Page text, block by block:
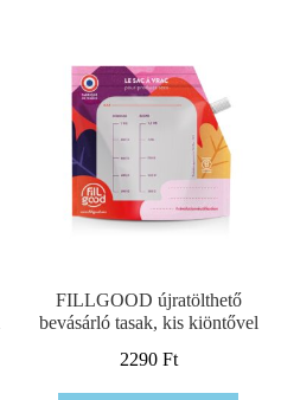
FILLGOOD újratölthető
bevásárló tasak, kis kiöntővel
2290 Ft